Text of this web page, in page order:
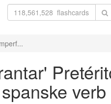
verb